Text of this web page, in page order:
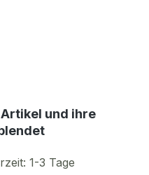
und ihre
1-3 Tage